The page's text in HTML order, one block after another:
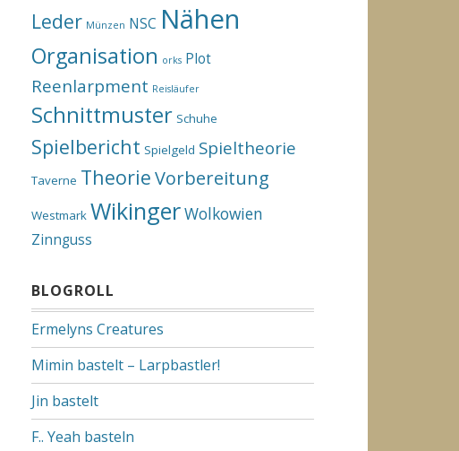
Leder Münzen NSC Nähen
Organisation orks Plot
Reenlarpment Reisläufer
Schnittmuster Schuhe
Spielbericht Spielgeld Spieltheorie
Taverne TheorieVorbereitung
Westmark WikingerWolkowien
Zinnguss
BLOGROLL
Ermelyns Creatures
Mimin bastelt – Larpbastler!
Jin bastelt
F.. Yeah basteln